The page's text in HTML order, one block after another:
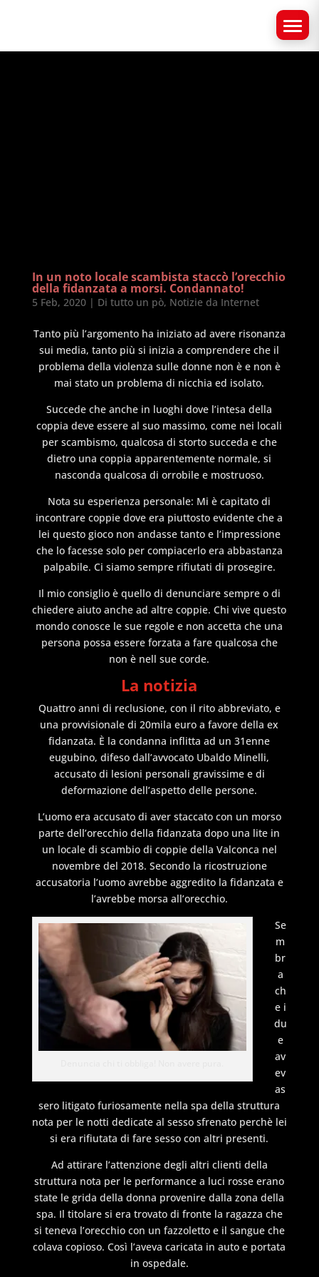
In un noto locale scambista staccò l’orecchio
della fidanzata a morsi. Condannato!
5 Feb, 2020| Di tutto un pò, Notizie da Internet
Tanto più l’argomento ha iniziato ad avere risonanza
sui media, tanto più si inizia a comprendere che il
problema della violenza sulle donne non è e non è
mai stato un problema di nicchia ed isolato.
Succede che anche in luoghi dove l’intesa della
coppia deve essere al suo massimo, come nei locali
per scambismo, qualcosa di storto succeda e che
dietro una coppia apparentemente normale, si
nasconda qualcosa di orrobile e mostruoso.
Nota su esperienza personale: Mi è capitato di
incontrare coppie dove era piuttosto evidente che a
lei questo gioco non andasse tanto e l’impressione
che lo facesse solo per compiacerlo era abbastanza
palpabile. Ci siamo sempre rifiutati di prosegire.
Il mio consiglio è quello di denunciare sempre o di
chiedere aiuto anche ad altre coppie. Chi vive questo
mondo conosce le sue regole e non accetta che una
persona possa essere forzata a fare qualcosa che
non è nell sue corde.
La notizia
Quattro anni di reclusione, con il rito abbreviato, e
una provvisionale di 20mila euro a favore della ex
fidanzata. È la condanna inflitta ad un 31enne
eugubino, difeso dall’avvocato Ubaldo Minelli,
accusato di lesioni personali gravissime e di
deformazione dell’aspetto delle persone.
L’uomo era accusato di aver staccato con un morso
parte dell’orecchio della fidanzata dopo una lite in
un locale di scambio di coppie della Valconca nel
novembre del 2018. Secondo la ricostruzione
accusatoria l’uomo avrebbe aggredito la fidanzata e
l’avrebbe morsa all’orecchio.
Se
m
br
a
ch
e i
du
e
av
ev
as
sero litigato furiosamente nella spa della struttura
nota per le notti dedicate al sesso sfrenato perchè lei
si era rifiutata di fare sesso con altri presenti.
Ad attirare l’attenzione degli altri clienti della
struttura nota per le performance a luci rosse erano
state le grida della donna provenire dalla zona della
spa. Il titolare si era trovato di fronte la ragazza che
si teneva l’orecchio con un fazzoletto e il sangue che
colava copioso. Così l’aveva caricata in auto e portata
in ospedale.